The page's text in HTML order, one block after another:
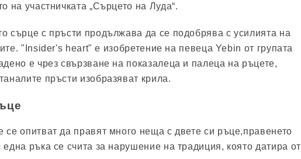
на участничката „Сърцето на Луда“.
сърце с пръсти продължава да се подобрява с усилията на
"Insider's heart" е изобретение на певеца Yebin от групата
е чрез свързване на показалеца и палеца на ръцете,
пръсти изобразяват крила.
се опитват да правят много неща с двете си ръце,правенето
ръка се счита за нарушение на традиция, която датира от